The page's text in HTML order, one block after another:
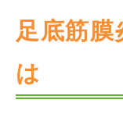
足底筋膜
は